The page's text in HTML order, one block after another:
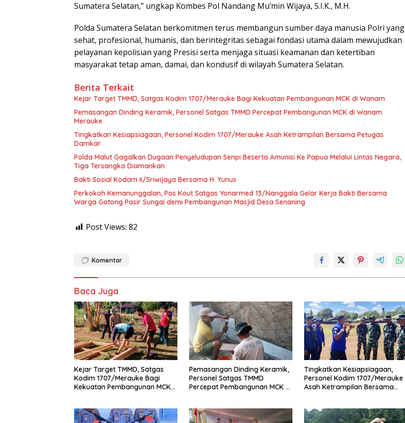
Sumatera Selatan,” ungkap Kombes Pol Nandang Mu’min Wijaya, S.I.K., M.H.
Polda Sumatera Selatan berkomitmen terus membangun sumber daya manusia Polri yang
sehat, profesional, humanis, dan berintegritas sebagai fondasi utama dalam mewujudkan
pelayanan kepolisian yang Presisi serta menjaga situasi keamanan dan ketertiban
masyarakat tetap aman, damai, dan kondusif di wilayah Sumatera Selatan.
Berita Terkait
Kejar Target TMMD, Satgas Kodim 1707/Merauke Bagi Kekuatan Pembangunan MCK di Wanam
Pemasangan Dinding Keramik, Personel Satgas TMMD Percepat Pembangunan MCK di Wanam
Merauke
Tingkatkan Kesiapsiagaan, Personel Kodim 1707/Merauke Asah Ketrampilan Bersama Petugas
Damkar
Polda Malut Gagalkan Dugaan Penyeludupan Senpi Beserta Amunisi Ke Papua Melalui Lintas Negara,
Tiga Tersangka Diamankan
Bakti Sosial Kodam II/Sriwijaya Bersama H. Yunus
Perkokoh Kemanunggalan, Pos Kout Satgas Yonarmed 13/Nanggala Gelar Kerja Bakti Bersama
Warga Gotong Pasir Sungai demi Pembangunan Masjid Desa Senaning
Post Views: 82
Komentar
Baca Juga
Kejar Target TMMD, Satgas
Kodim 1707/Merauke Bagi
Kekuatan Pembangunan MCK
Pemasangan Dinding Keramik,
Personel Satgas TMMD
Percepat Pembangunan MCK di
Tingkatkan Kesiapsiagaan,
Personel Kodim 1707/Merauke
Asah Ketrampilan Bersama